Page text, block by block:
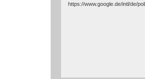
https://www.google.de/intl/de/